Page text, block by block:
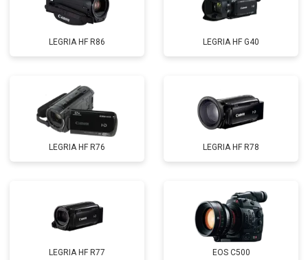
LEGRIA HF R86 LEGRIA HF G40
LEGRIA HF R76 LEGRIA HF R78
LEGRIA HF R77 EOS C500